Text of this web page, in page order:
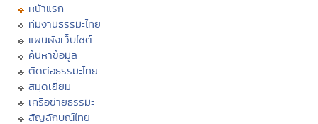
หน้าแรก
ทีมงานธรรมะไทย
แผนผังเว็บไซต์
ค้นหาข้อมูล
ติดต่อธรรมะไทย
สมุดเยี่ยม
เครือข่ายธรรมะ
สัญลักษณ์ไทย